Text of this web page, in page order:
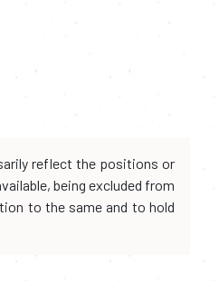
reflect the positions or
being excluded from
to the same and to hold